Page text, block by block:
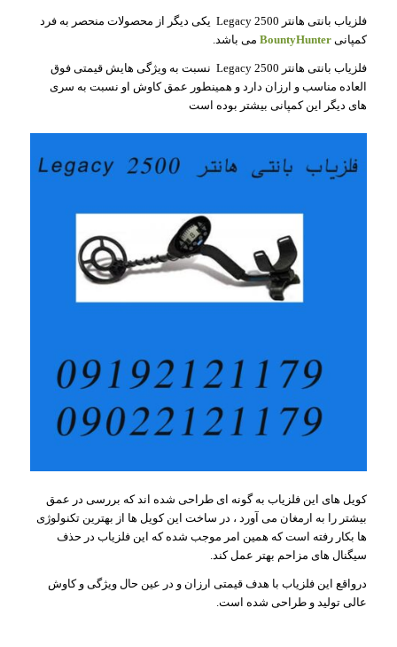
فلزیاب بانتی هانتر Legacy 2500 یکی دیگر از محصولات منحصر به فرد
کمپانیBountyHunter می باشد.
فلزیاب بانتی هانتر Legacy 2500 نسبت به ویژگی هایش قیمتی فوق
العاده مناسب و ارزان دارد و همینطور عمق کاوش او نسبت به سری
های دیگر این کمپانی بیشتر بوده است
کویل های این فلزیاب به گونه ای طراحی شده اند که بررسی در عمق
بیشتر را به ارمغان می آورد ، در ساخت این کویل ها از بهترین تکنولوژی
ها بکار رفته است که همین امر موجب شده که این فلزیاب در حذف
سیگنال های مزاحم بهتر عمل کند.
درواقع این فلزیاب با هدف قیمتی ارزان و در عین حال ویژگی و کاوش
عالی تولید و طراحی شده است.